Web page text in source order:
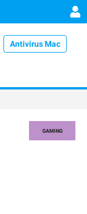
Antivirus Mac
GAMING